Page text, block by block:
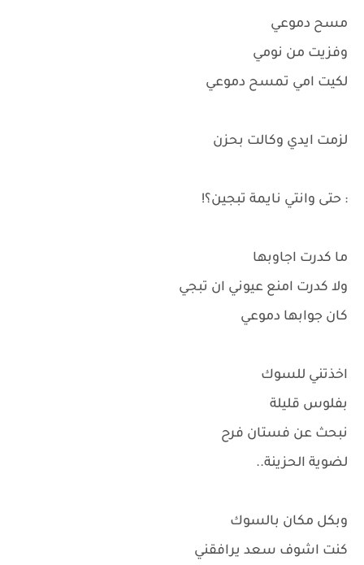
مسح دموعي
وفزيت من نومي
لكيت امي تمسح دموعي
لزمت ايدي وكالت بحزن
: حتى وانتي نايمة تبجين؟!
ما كدرت اجاوبها
ولا كدرت امنع عيوني ان تبجي
كان جوابها دموعي
اخذتني للسوك
بفلوس قليلة
نبحث عن فستان فرح
لضوية الحزينة..
وبكل مكان بالسوك
كنت اشوف سعد يرافقني